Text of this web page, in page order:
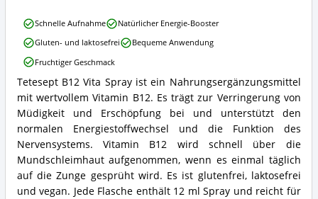
tetesept
B12
Vita
Spray
Zusammenfassung:
Was
bietet
dieses
Halsspray?
Tetesept B12 Vita Spray ist ein Nahrungsergänzungsmittel
mit wertvollem Vitamin B12. Es trägt zur Verringerung von
Müdigkeit und Erschöpfung bei und unterstützt den
normalen Energiestoffwechsel und die Funktion des
Nervensystems. Vitamin B12 wird schnell über die
Mundschleimhaut aufgenommen, wenn es einmal täglich
auf die Zunge gesprüht wird. Es ist glutenfrei, laktosefrei
und vegan. Jede Flasche enthält 12 ml Spray und reicht für
tetesept
B12
Vita
Spray
Vorteile:
Was
spricht
für
dieses
Halsspray?
Schnelle Aufnahme
Natürlicher Energie-Booster
Gluten- und laktosefrei
Bequeme Anwendung
Fruchtiger Geschmack